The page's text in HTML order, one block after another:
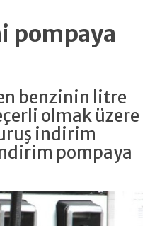
pompaya
benzinin litre
olmak üzere
indirim
pompaya